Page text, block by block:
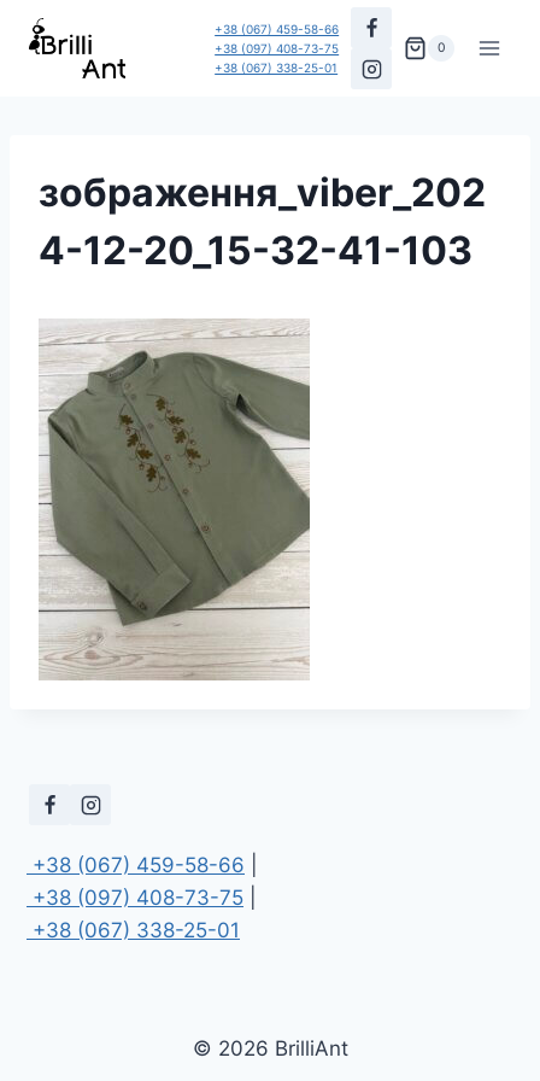
Перейти
+38 (067) 459-58-66
+38 (097) 408-73-75
+38 (067) 338-25-01
0
зображення_viber_202
4-12-20_15-32-41-103
+38 (067) 459-58-66
+38 (097) 408-73-75
+38 (067) 338-25-01
© 2026 BrilliAnt